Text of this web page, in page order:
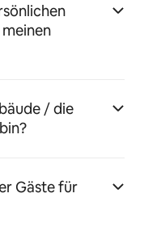
/ die
Gäste für